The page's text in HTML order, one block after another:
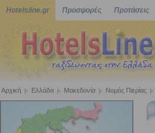
Hotelsline.gr Προσφορές Προτάσεις
Αρχική Ελλάδα Μακεδονία Νομός Πιερίας